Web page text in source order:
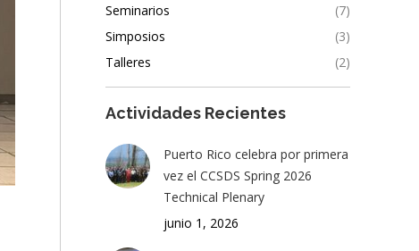
Seminarios
(7)
Simposios
(3)
Talleres
(2)
Actividades Recientes
Puerto Rico celebra por primera
vez el CCSDS Spring 2026
Technical Plenary
junio 1, 2026